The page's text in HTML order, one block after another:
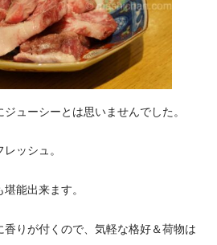
ューシーとは思いませんでした。
ッシュ。
能出来ます。
りが付くので、気軽な格好＆荷物は